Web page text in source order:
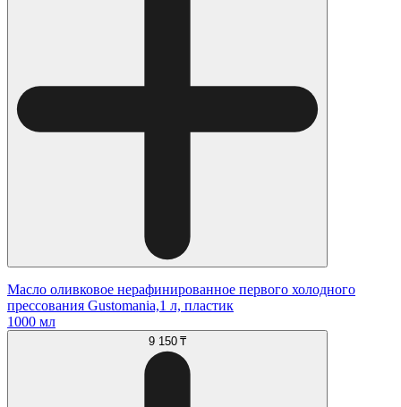
Масло оливковое нерафинированное первого холодного
прессования Gustomania,1 л, пластик
1000 мл
9 150 ₸